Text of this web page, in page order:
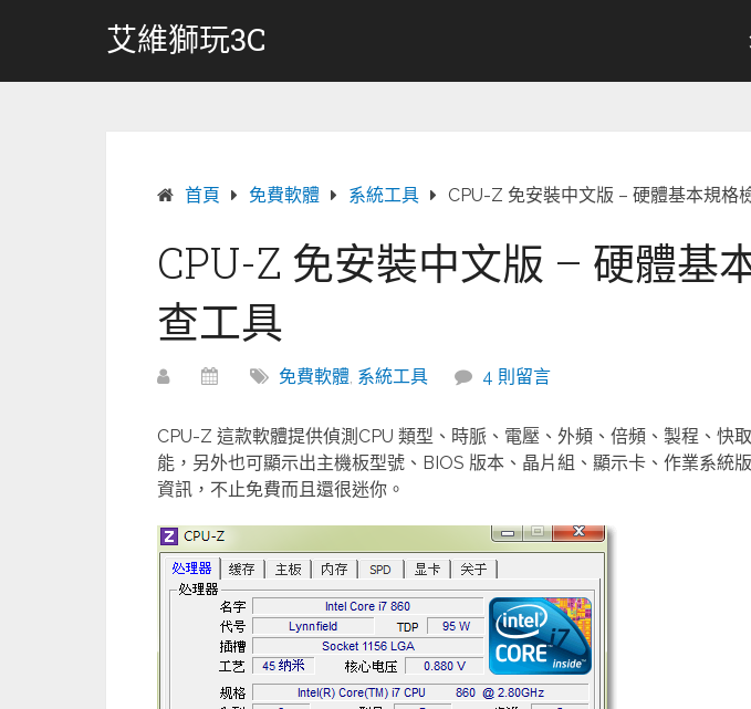
艾維獅玩3C
首頁 免費軟體 系統工具 CPU-Z 免安裝中文版 – 硬體基本規格
CPU-Z 免安裝中文版 – 硬體基
查工具
免費軟體, 系統工具 4 則留言
CPU-Z 這款軟體提供偵測CPU 類型、時脈、電壓、外頻、倍頻、製程、快
能，另外也可顯示出主機板型號、BIOS 版本、晶片組、顯示卡、作業系統
資訊，不止免費而且還很迷你。